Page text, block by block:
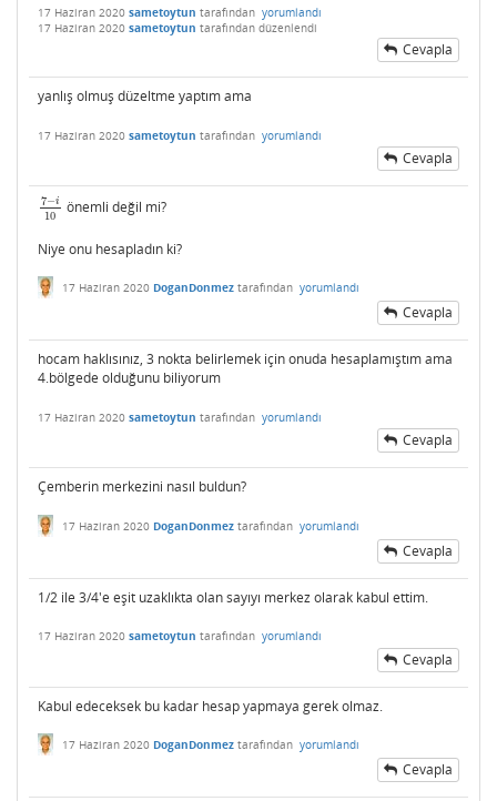
17 Haziran 2020 sametoytun tarafından yorumlandı
17 Haziran 2020 sametoytun tarafından düzenlendi
Cevapla
yanlış olmuş düzeltme yaptım ama
17 Haziran 2020 sametoytun tarafından yorumlandı
Cevapla
7−i
10
7−i10önemli değil mi?
Niye onu hesapladın ki?
17 Haziran 2020 DoganDonmez tarafından yorumlandı
Cevapla
hocam haklısınız, 3 nokta belirlemek için onuda hesaplamıştım ama
4.bölgede olduğunu biliyorum
17 Haziran 2020 sametoytun tarafından yorumlandı
Cevapla
Çemberin merkezini nasıl buldun?
17 Haziran 2020 DoganDonmez tarafından yorumlandı
Cevapla
1/2 ile 3/4'e eşit uzaklıkta olan sayıyı merkez olarak kabul ettim.
17 Haziran 2020 sametoytun tarafından yorumlandı
Cevapla
Kabul edeceksek bu kadar hesap yapmaya gerek olmaz.
17 Haziran 2020 DoganDonmez tarafından yorumlandı
Cevapla